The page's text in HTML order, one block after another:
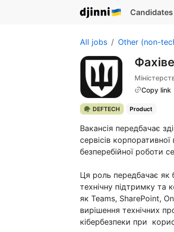
Candidates
All jobs Other (non-
Copy link
🪖 DEFTECH Product
Вакансія передбачає
сервісів
безперебійної роботи
Ця роль передбачає як
технічну підтримку та
як Teams, SharePoint,
вирішення технічних
кібербезпеки при